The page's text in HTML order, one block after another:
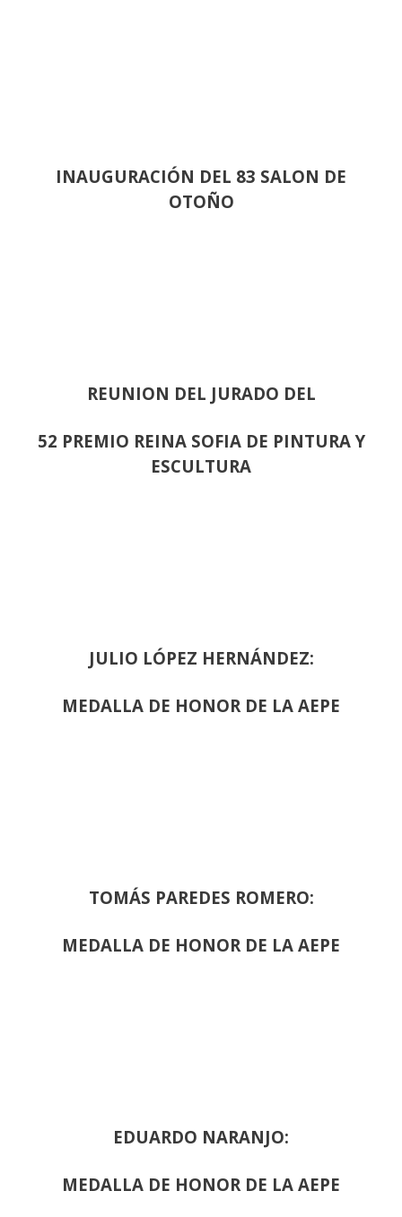
INAUGURACIÓN DEL 83 SALON DE
OTOÑO
REUNION DEL JURADO DEL
52 PREMIO REINA SOFIA DE PINTURA Y
ESCULTURA
JULIO LÓPEZ HERNÁNDEZ:
MEDALLA DE HONOR DE LA AEPE
TOMÁS PAREDES ROMERO:
MEDALLA DE HONOR DE LA AEPE
EDUARDO NARANJO:
MEDALLA DE HONOR DE LA AEPE